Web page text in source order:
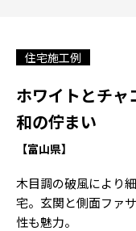
住宅施工例
ホワイトとチャ
和の佇まい
【富山県】
木目調の破風により
宅。玄関と側面ファ
性も魅力。